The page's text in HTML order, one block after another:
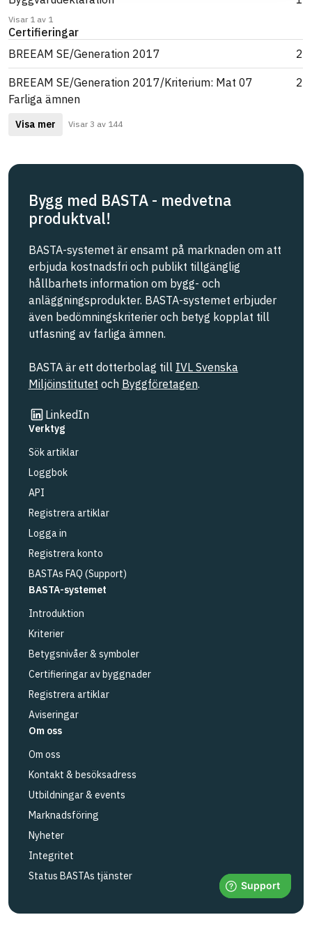
Visar 1 av 1
Certifieringar
BREEAM SE/Generation 2017
2
BREEAM SE/Generation 2017/Kriterium: Mat 07
Farliga ämnen
2
Visa mer Visar 3 av 144
Bygg med BASTA - medvetna
produktval!
BASTA-systemet är ensamt på marknaden om att
erbjuda kostnadsfri och publikt tillgänglig
hållbarhets information om bygg- och
anläggningsprodukter. BASTA-systemet erbjuder
även bedömningskriterier och betyg kopplat till
utfasning av farliga ämnen.
BASTA är ett dotterbolag till IVL Svenska
Miljöinstitutet och Byggföretagen.
LinkedIn
Länk till annan webbplats
Verktyg
Sök artiklar
Loggbok
API
Registrera artiklar
Logga in
Registrera konto
BASTAs FAQ (Support)
BASTA-systemet
Introduktion
Kriterier
Betygsnivåer & symboler
Certifieringar av byggnader
Registrera artiklar
Aviseringar
Om oss
Om oss
Kontakt & besöksadress
Utbildningar & events
Marknadsföring
Nyheter
Integritet
Status BASTAs tjänster